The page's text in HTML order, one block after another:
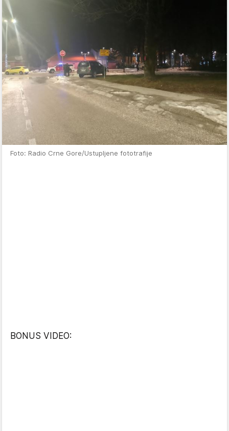
Foto: Radio Crne Gore/Ustupljene fototrafije
BONUS VIDEO: